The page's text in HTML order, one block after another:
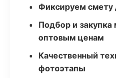
Фиксируем смету
Подбор и закупка
оптовым ценам
Качественный
фотоэтапы